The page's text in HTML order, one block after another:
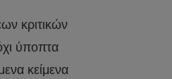
κριτικών
ύποπτα
κείμενα